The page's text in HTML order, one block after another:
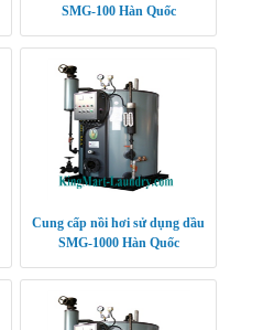
SMG-100 Hàn Quốc
Cung cấp nồi hơi sử dụng dầu
SMG-1000 Hàn Quốc